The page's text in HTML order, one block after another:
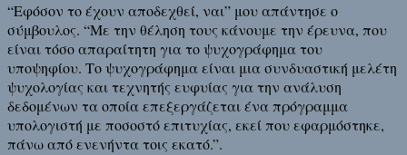
“Εφόσον το έχουν αποδεχθεί, ναι” μου απάντησε ο
σύμβουλος. “Με την θέληση τους κάνουμε την έρευνα, που
είναι τόσο απαραίτητη για το ψυχογράφημα του
υποψηφίου. Το ψυχογράφημα είναι μια συνδυαστική μελέτη
ψυχολογίας και τεχνητής ευφυίας για την ανάλυση
δεδομένων τα οποία επεξεργάζεται ένα πρόγραμμα
υπολογιστή με ποσοστό επιτυχίας, εκεί που εφαρμόστηκε,
πάνω από ενενήντα τοις εκατό.”.